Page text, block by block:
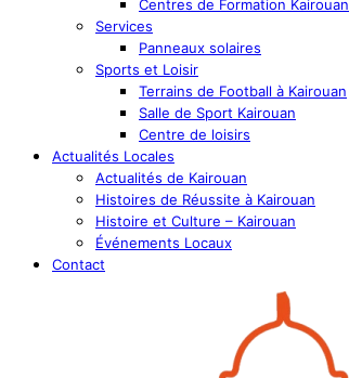
Centres de Formation Kairouan
Services
Panneaux solaires
Sports et Loisir
Terrains de Football à Kairouan
Salle de Sport Kairouan
Centre de loisirs
Actualités Locales
Actualités de Kairouan
Histoires de Réussite à Kairouan
Histoire et Culture – Kairouan
Événements Locaux
Contact